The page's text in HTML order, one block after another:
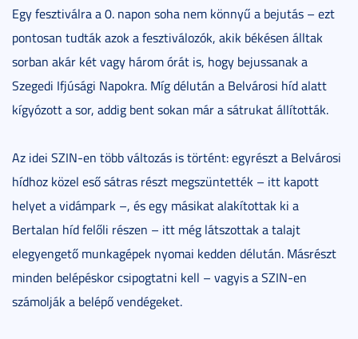
Egy fesztiválra a 0. napon soha nem könnyű a bejutás – ezt
pontosan tudták azok a fesztiválozók, akik békésen álltak
sorban akár két vagy három órát is, hogy bejussanak a
Szegedi Ifjúsági Napokra. Míg délután a Belvárosi híd alatt
kígyózott a sor, addig bent sokan már a sátrukat állították.
Az idei SZIN-en több változás is történt: egyrészt a Belvárosi
hídhoz közel eső sátras részt megszüntették – itt kapott
helyet a vidámpark –, és egy másikat alakítottak ki a
Bertalan híd felőli részen – itt még látszottak a talajt
elegyengető munkagépek nyomai kedden délután. Másrészt
minden belépéskor csipogtatni kell – vagyis a SZIN-en
számolják a belépő vendégeket.